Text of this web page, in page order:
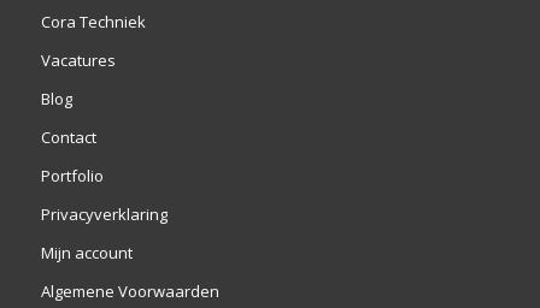
Cora Techniek
Vacatures
Blog
Contact
Portfolio
Privacyverklaring
Mijn account
Algemene Voorwaarden